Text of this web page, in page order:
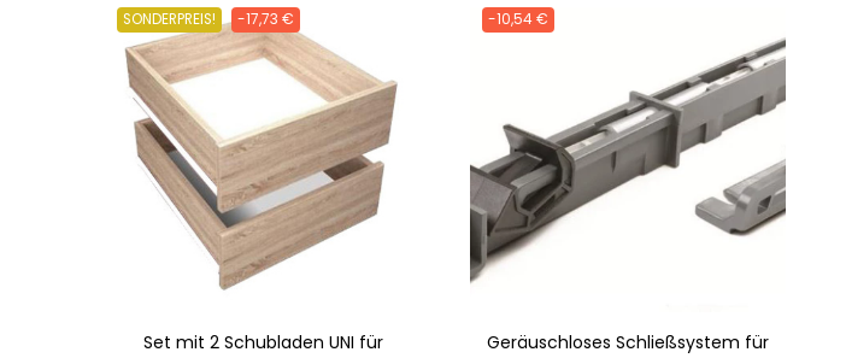
SONDERPREIS! -17,73 €
Set mit 2 Schubladen UNI für
-10,54 €
Geräuschloses Schließsystem für